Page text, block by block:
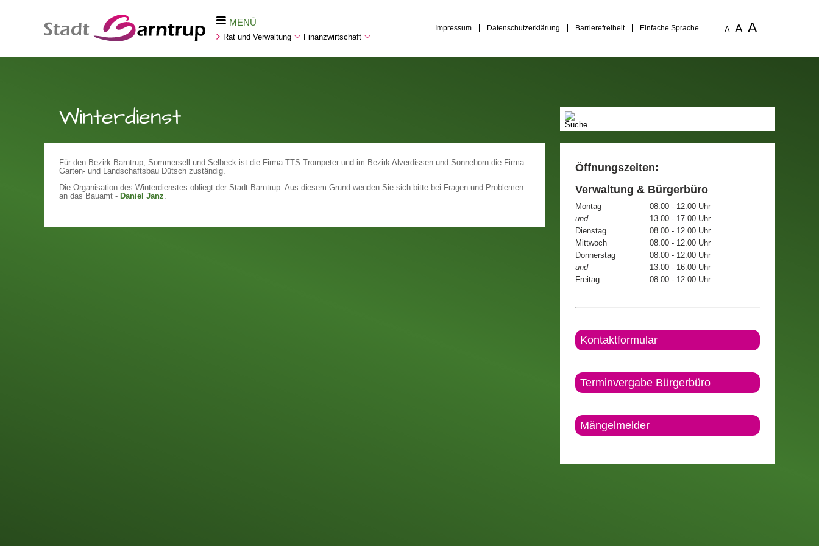
MENÜ
Rat und Verwaltung Finanzwirtschaft
Impressum Datenschutzerklärung Barrierefreiheit Einfache Sprache A A A
Winterdienst
Für den Bezirk Barntrup, Sommersell und Selbeck ist die Firma TTS Trompeter und im Bezirk Alverdissen und Sonneborn die Firma
Garten- und Landschaftsbau Dütsch zuständig.
Die Organisation des Winterdienstes obliegt der Stadt Barntrup. Aus diesem Grund wenden Sie sich bitte bei Fragen und Problemen
an das Bauamt - Daniel Janz
Öffnungszeiten:
Verwaltung & Bürgerbüro
Montag
08.00 - 12.00 Uhr
und
13.00 - 17.00 Uhr
Dienstag
08.00 - 12.00 Uhr
Mittwoch
08.00 - 12.00 Uhr
Donnerstag
08.00 - 12.00 Uhr
und
13.00 - 16.00 Uhr
Freitag
08.00 - 12:00 Uhr
Kontaktformular
Terminvergabe Bürgerbüro
Mängelmelder